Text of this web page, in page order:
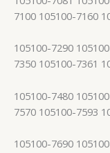
7100 105100-7160
105100-7290
7350 105100-7361
105100-7480
7570 105100-7593
105100-7690